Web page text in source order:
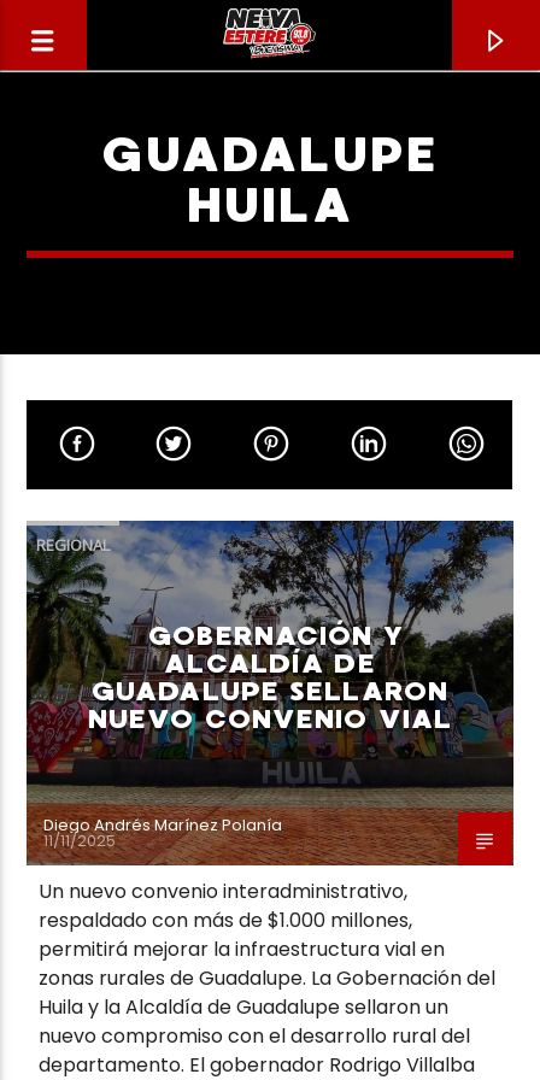
CANCIÓN ACTUAL
TÍTULO
ARTISTA
Neiva Estereo
GUADALUPE
HUILA
REGIONAL
GOBERNACIÓN Y
ALCALDÍA DE
GUADALUPE SELLARON
NUEVO CONVENIO VIAL
Diego Andrés Marínez Polanía
11/11/2025
Un nuevo convenio interadministrativo,
respaldado con más de $1.000 millones,
permitirá mejorar la infraestructura vial en
zonas rurales de Guadalupe. La Gobernación del
Huila y la Alcaldía de Guadalupe sellaron un
nuevo compromiso con el desarrollo rural del
departamento. El gobernador Rodrigo Villalba